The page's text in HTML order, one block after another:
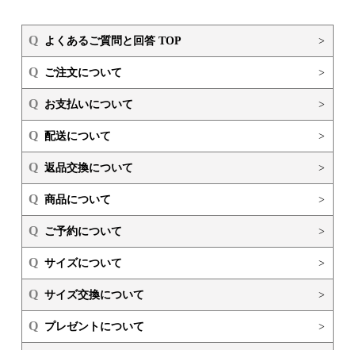
Q よくあるご質問と回答 TOP >
Q ご注文について >
Q お支払いについて >
Q 配送について >
Q 返品交換について >
Q 商品について >
Q ご予約について >
Q サイズについて >
Q サイズ交換について >
Q プレゼントについて >